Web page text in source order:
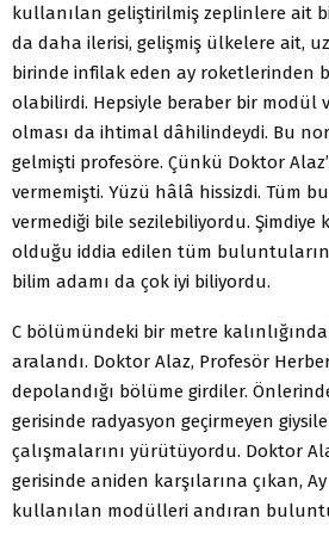
kullanılan geliştirilmiş zeplinlere ait
da daha ilerisi, gelişmiş ülkelere ait,
birinde infilak eden ay roketlerinden
olabilirdi. Hepsiyle beraber bir modül
olması da ihtimal dâhilindeydi. Bu
gelmişti profesöre. Çünkü Doktor
vermemişti. Yüzü hâlâ hissizdi. Tüm
vermediği bile sezilebiliyordu. Şimdiye
olduğu iddia edilen tüm
bilim adamı da çok iyi biliyordu.
C bölümündeki bir metre
aralandı. Doktor Alaz, Profesör
depolandığı bölüme girdiler.
gerisinde radyasyon geçirmeyen
çalışmalarını yürütüyordu. Doktor
gerisinde aniden karşılarına çıkan,
kullanılan modülleri andıran